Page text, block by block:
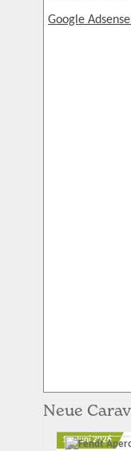
Google
Neue
12. Juni 2026